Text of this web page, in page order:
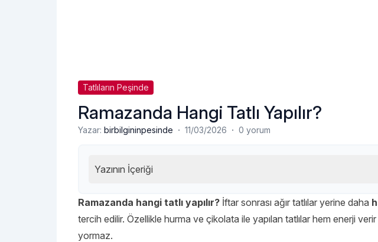
Tatlıların Peşinde
Ramazanda Hangi Tatlı Yapılır?
Yazar: birbilgininpesinde · 11/03/2026 · 0 yorum
Yazının İçeriği
Ramazanda hangi tatlı yapılır? İftar sonrası ağır tatlılar yerine daha
tercih edilir. Özellikle hurma ve çikolata ile yapılan tatlılar hem enerji
yormaz.